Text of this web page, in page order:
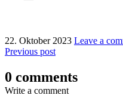
22. Oktober 2023 Leave a
Previous post
0 comments
Write a comment